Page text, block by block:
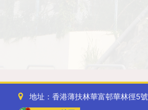
地址：香港薄扶林華富邨華林徑5號